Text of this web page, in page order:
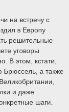
на встречу с
в Европу
решительные
уговоры
В этом, кстати,
Брюссель, а также
и даже
шаги.